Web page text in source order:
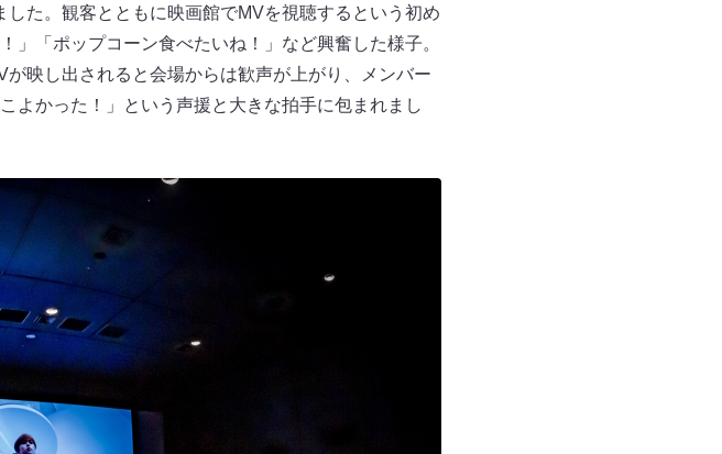
た。観客とともに映画館でMVを視聴するという初め
「ポップコーン食べたいね！」など興奮した様子。
映し出されると会場からは歓声が上がり、メンバー
よかった！」という声援と大きな拍手に包まれまし